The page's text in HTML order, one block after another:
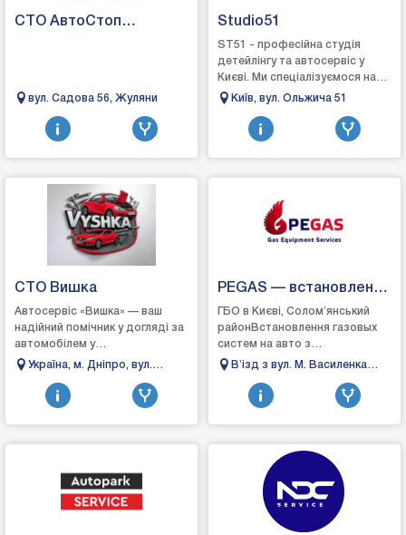
СТО АвтоСтоп
вул. Садова 56, Жуляни
Studio51
ST51 - професійна студія
детейлінгу та автосервіс у
Києві. Ми спеціалізуємося на
комплексному догляді, захисті
Київ, вул. Ольжича 51
СТО Вишка
Автосервіс «Вишка» — ваш
надійний помічник у догляді за
автомобілем у
ДніпріАвтосервіс «Вишка» у
якісному ремонті т...
Україна, м. Дніпро, вул.
Телевізійна 3
PEGAS — встановлення
та обслуговування ГБО
ГБО в Києві, Соломʼянський
районВстановлення газовых
систем на авто з
розподіленим, прямим та
Обслуговування, ремонт, н...
Вʼізд з вул. М. Василенка
(біля СТО "Берлін, бульвар
Вацлава Гавела, 8